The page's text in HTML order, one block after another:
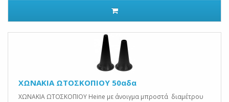
ΧΩΝΑΚΙΑ ΩΤΟΣΚΟΠΙΟΥ 50αδα
ΧΩΝΑΚΙΑ ΩΤΟΣΚΟΠΙΟΥ Heine με άνοιγμα μπροστά διαμέτρου